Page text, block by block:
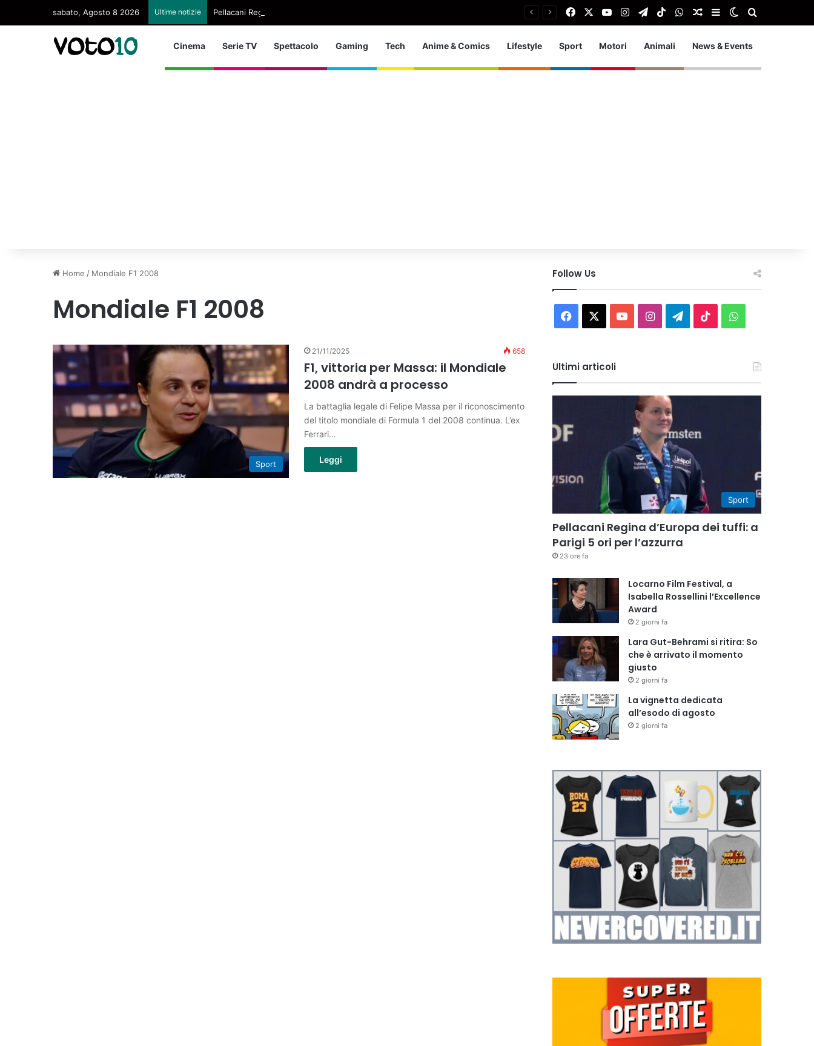
sabato, Agosto 8 2026 Ultime notizie Pellacani Regina d’Europa dei tuffi: a Parigi 5 ori per l’azzurra FacebookYou TubeInstagram
TelegramTikTokWhatsApp
Articolo Random
Barra laterale
Cambia aspetto
Cinema Serie TV Spettacolo Gaming Tech Anime & Comics Lifestyle Sport Motori Animali News & Events
Home / Mondiale F1 2008
Mondiale F1 2008
Sport
21/11/2025 658
F1, vittoria per Massa: il Mondiale
2008 andrà a processo
La battaglia legale di Felipe Massa per il riconoscimento
del titolo mondiale di Formula 1 del 2008 continua. L’ex
Ferrari…
Leggi
Follow Us
Facebook You InstagramTelegram
TikTokWhatsApp
Ultimi articoli
Sport
Pellacani Regina d’Europa dei tuffi: a
Parigi 5 ori per l’azzurra
23 ore fa
Locarno Film Festival, a
Isabella Rossellini l’Excellence
Award
2 giorni fa
Lara Gut-Behrami si ritira: So
che è arrivato il momento
giusto
2 giorni fa
La vignetta dedicata
all’esodo di agosto
2 giorni fa